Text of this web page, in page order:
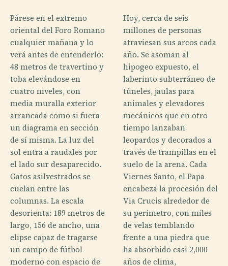
Párese en el extremo
oriental del Foro Romano
cualquier mañana y lo
verá antes de entenderlo:
48 metros de travertino y
toba elevándose en
cuatro niveles, con
media muralla exterior
arrancada como si fuera
un diagrama en sección
de sí misma. La luz del
sol entra a raudales por
el lado sur desaparecido.
Gatos asilvestrados se
cuelan entre las
columnas. La escala
desorienta: 189 metros de
largo, 156 de ancho, una
elipse capaz de tragarse
un campo de fútbol
moderno con espacio de
Hoy, cerca de seis
millones de personas
atraviesan sus arcos cada
año. Se asoman al
hipogeo expuesto, el
laberinto subterráneo de
túneles, jaulas para
animales y elevadores
mecánicos que en otro
tiempo lanzaban
leopardos y decorados a
través de trampillas en el
suelo de la arena. Cada
Viernes Santo, el Papa
encabeza la procesión del
Via Crucis alrededor de
su perímetro, con miles
de velas temblando
frente a una piedra que
ha absorbido casi 2,000
años de clima,